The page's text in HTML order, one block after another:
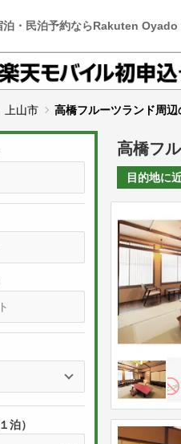
泊・民泊予約ならRakuten Oyado
上山市 高橋フルーツランド周
泊）
高橋フ
目的地に